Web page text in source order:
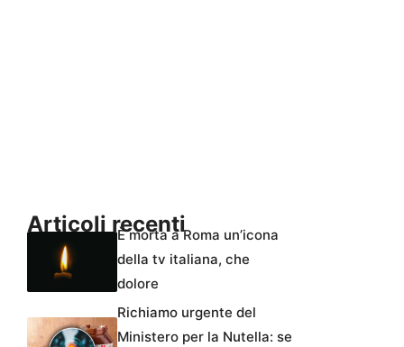
Articoli recentiÈ morta a Roma un’icona
della tv italiana, che
dolore
Richiamo urgente del
Ministero per la Nutella: se